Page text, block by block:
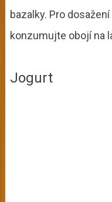
bazalky. Pro
konzumujte obojí na
Jogurt